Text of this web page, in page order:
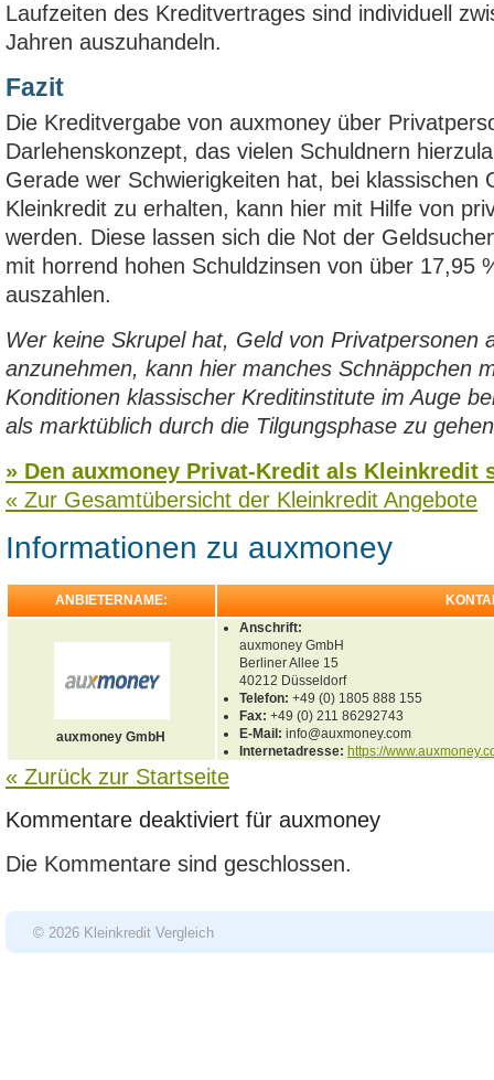
Laufzeiten des Kreditvertrages sind individuell
Jahren auszuhandeln.
Fazit
Die Kreditvergabe von auxmoney über
Darlehenskonzept, das vielen Schuldnern
Gerade wer Schwierigkeiten hat, bei klassischen
Kleinkredit zu erhalten, kann hier mit Hilfe von
werden. Diese lassen sich die Not der
mit horrend hohen Schuldzinsen von über 17,95
auszahlen.
Wer keine Skrupel hat, Geld von Privatpersonen
anzunehmen, kann hier manches Schnäppchen
Konditionen klassischer Kreditinstitute im Auge
als marktüblich durch die Tilgungsphase zu
» Den auxmoney Privat-Kredit als Kleinkredit
« Zur Gesamtübersicht der Kleinkredit Angebote
Informationen zu auxmoney
ANBIETERNAME:
auxmoney GmbH
Anschrift:
auxmoney GmbH
Berliner Allee 15
40212 Düsseldorf
Telefon: +49 (0) 1805 888 155
Fax: +49 (0) 211 86292743
E-Mail: info@auxmoney.com
Internetadresse: https://
« Zurück zur Startseite
Kommentare deaktiviert für auxmoney
Die Kommentare sind geschlossen.
© 2026 Kleinkredit Vergleich